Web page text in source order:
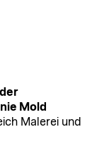
Mold
Malerei und